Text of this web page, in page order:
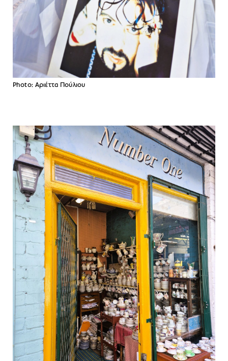
Photo: Aριέττα Πούλιου